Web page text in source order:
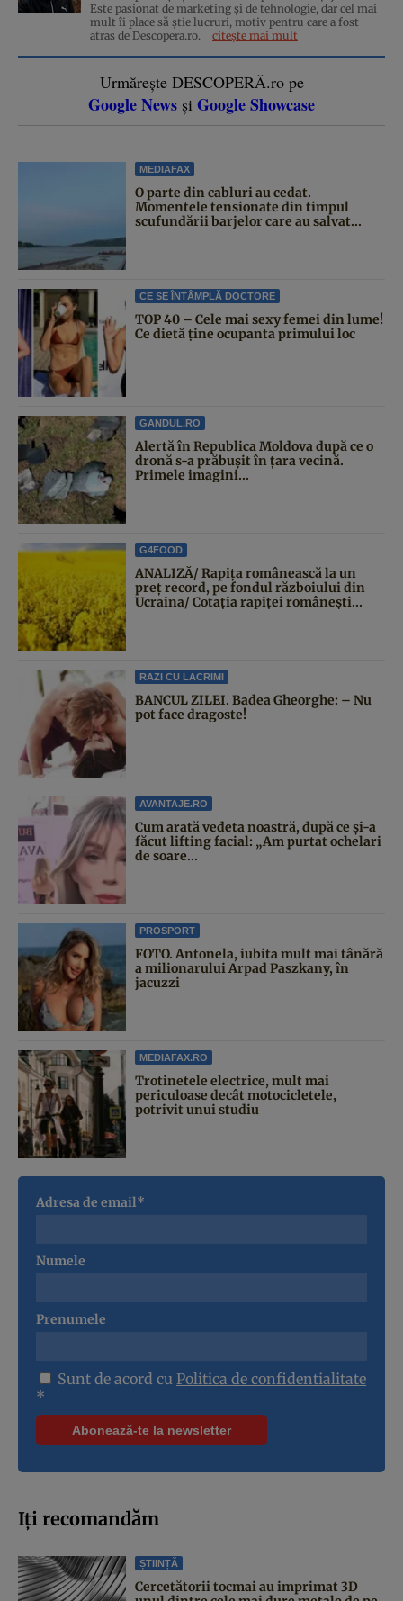
Este pasionat de marketing și de tehnologie, dar cel mai
mult îi place să știe lucruri, motiv pentru care a fost
atras de Descopera.ro.
citește mai mult
Urmărește DESCOPERĂ.ro pe
Google News și Google Showcase
MEDIAFAX
O parte din cabluri au cedat.
Momentele tensionate din timpul
scufundării barjelor care au salvat...
CE SE ÎNTÂMPLĂ DOCTORE
TOP 40 – Cele mai sexy femei din lume!
Ce dietă ține ocupanta primului loc
GANDUL.RO
Alertă în Republica Moldova după ce o
dronă s-a prăbușit în țara vecină.
Primele imagini...
G4FOOD
ANALIZĂ/ Rapița românească la un
preț record, pe fondul războiului din
Ucraina/ Cotația rapiței românești...
RAZI CU LACRIMI
BANCUL ZILEI. Badea Gheorghe: – Nu
pot face dragoste!
AVANTAJE.RO
Cum arată vedeta noastră, după ce și-a
făcut lifting facial: „Am purtat ochelari
de soare...
PROSPORT
FOTO. Antonela, iubita mult mai tânără
a milionarului Arpad Paszkany, în
jacuzzi
MEDIAFAX.RO
Trotinetele electrice, mult mai
periculoase decât motocicletele,
potrivit unui studiu
Adresa de email*
Numele
Prenumele
Sunt de acord cu Politica de confidentialitate
*
Iți recomandăm
ȘTIINȚĂ
Cercetătorii tocmai au imprimat 3D